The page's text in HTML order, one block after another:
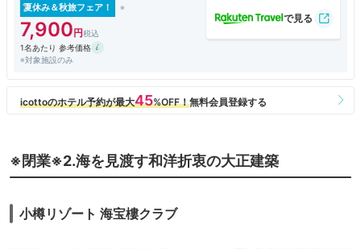
リメンタリーのミネラルが二本入ってました！！
バスルームとおトイレは別になっていました。
ルームウェアはお部屋に完備されておらず、チェックインの際にフロント
で貸してもらえます。サイズはSML、男女兼用らしくちょっと大きめな
のでワンサイズ小さな物がいいようです。
17:00～18:30 1FのBAR IGNISにて無料のワインサービスが♪ワインの他
にもリンゴジュースとオレンジジュースもありました。
を表現したメインダイニング「THE BALL」で頂く朝食！！90年前から変
わらないというステンドグラスがとても美しい空間で、朝食はモーニング
ハイティーで出されます。
てしまいましが(;^ω^)
夏休み＆秋旅フェア！
7,900
1名あたり 参考価格
※対象施設のみ
※閉業※2.海を見渡す和洋折衷の大正建築
小樽リゾート 海宝樓クラブ